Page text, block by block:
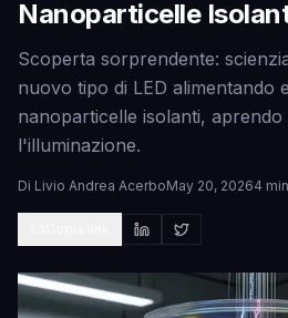
Nanoparticelle
Scoperta sorprendente:
nuovo tipo di LED alimentando
nanoparticelle isolanti,
l'illuminazione.
Di Livio Andrea AcerboMay 20, 20264